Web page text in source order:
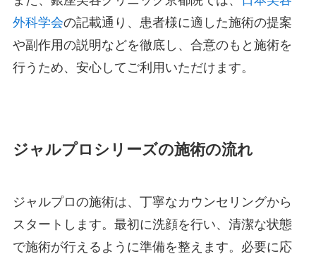
外科学会の記載通り、患者様に適した施術の提案
や副作用の説明などを徹底し、合意のもと施術を
行うため、安心してご利用いただけます。
ジャルプロシリーズの施術の流れ
ジャルプロの施術は、丁寧なカウンセリングから
スタートします。最初に洗顔を行い、清潔な状態
で施術が行えるように準備を整えます。必要に応